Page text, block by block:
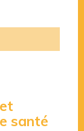
santé